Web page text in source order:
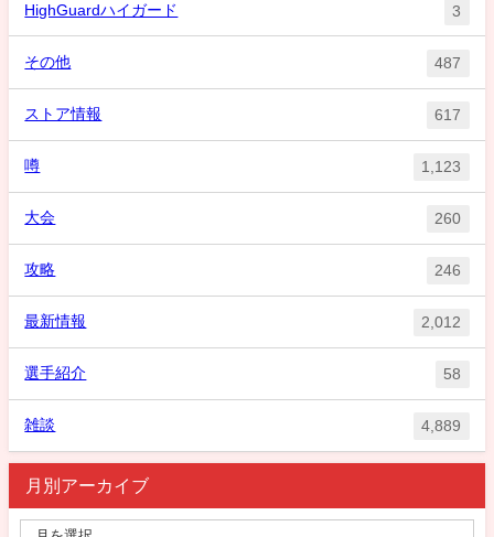
HighGuardハイガード 3
その他 487
ストア情報 617
噂 1,123
大会 260
攻略 246
最新情報 2,012
選手紹介 58
雑談 4,889
月別アーカイブ